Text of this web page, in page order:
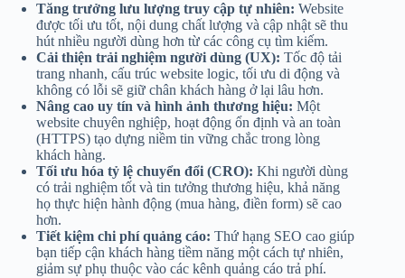
Tăng trưởng lưu lượng truy cập tự nhiên: Website
được tối ưu tốt, nội dung chất lượng và cập nhật sẽ thu
hút nhiều người dùng hơn từ các công cụ tìm kiếm.
Cải thiện trải nghiệm người dùng (UX): Tốc độ tải
trang nhanh, cấu trúc website logic, tối ưu di động và
không có lỗi sẽ giữ chân khách hàng ở lại lâu hơn.
Nâng cao uy tín và hình ảnh thương hiệu: Một
website chuyên nghiệp, hoạt động ổn định và an toàn
(HTTPS) tạo dựng niềm tin vững chắc trong lòng
khách hàng.
Tối ưu hóa tỷ lệ chuyển đổi (CRO): Khi người dùng
có trải nghiệm tốt và tin tưởng thương hiệu, khả năng
họ thực hiện hành động (mua hàng, điền form) sẽ cao
hơn.
Tiết kiệm chi phí quảng cáo: Thứ hạng SEO cao giúp
bạn tiếp cận khách hàng tiềm năng một cách tự nhiên,
giảm sự phụ thuộc vào các kênh quảng cáo trả phí.